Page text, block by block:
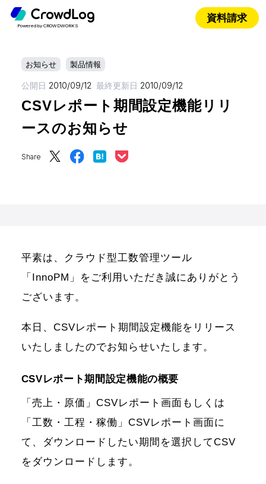
Powered by CROWDWORKS
資料請求
お知らせ 製品情報
公開日 2010/09/12 最終更新日 2010/09/12
CSVレポート期間設定機能リリ
ースのお知らせ
Share
平素は、クラウド型工数管理ツール
「InnoPM」をご利用いただき誠にありがとう
ございます。
本日、CSVレポート期間設定機能をリリース
いたしましたのでお知らせいたします。
CSVレポート期間設定機能の概要
「売上・原価」CSVレポート画面もしくは
「工数・工程・稼働」CSVレポート画面に
て、ダウンロードしたい期間を選択してCSV
をダウンロードします。